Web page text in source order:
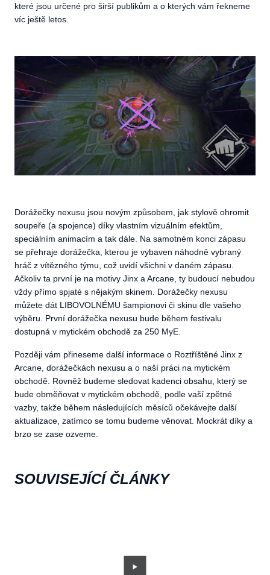
které jsou určené pro širší publikům a o kterých vám řekneme
víc ještě letos.
Dorážečky nexusu jsou novým způsobem, jak stylově ohromit
soupeře (a spojence) díky vlastním vizuálním efektům,
speciálním animacím a tak dále. Na samotném konci zápasu
se přehraje dorážečka, kterou je vybaven náhodně vybraný
hráč z vítězného týmu, což uvidí všichni v daném zápasu.
Ačkoliv ta první je na motivy Jinx a Arcane, ty budoucí nebudou
vždy přímo spjaté s nějakým skinem. Dorážečky nexusu
můžete dát LIBOVOLNÉMU šampionovi či skinu dle vašeho
výběru. První dorážečka nexusu bude během festivalu
dostupná v mytickém obchodě za 250 MyE.
Později vám přineseme další informace o Roztříštěné Jinx z
Arcane, dorážečkách nexusu a o naší práci na mytickém
obchodě. Rovněž budeme sledovat kadenci obsahu, který se
bude obměňovat v mytickém obchodě, podle vaší zpětné
vazby, takže během následujících měsíců očekávejte další
aktualizace, zatímco se tomu budeme věnovat. Mockrát díky a
brzo se zase ozveme.
SOUVISEJÍCÍ ČLÁNKY